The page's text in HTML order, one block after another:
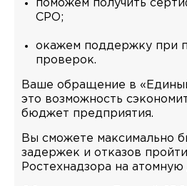
поможем получить
СРО;
окажем поддержку при
проверок.
Ваше обращение в
это возможность
бюджет предприятия.
Вы сможете максимально
задержек и отказов
Ростехнадзора на атомную